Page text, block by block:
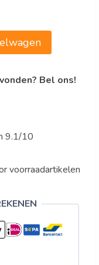
Bel ons!
9.1/10
voorraadartikelen